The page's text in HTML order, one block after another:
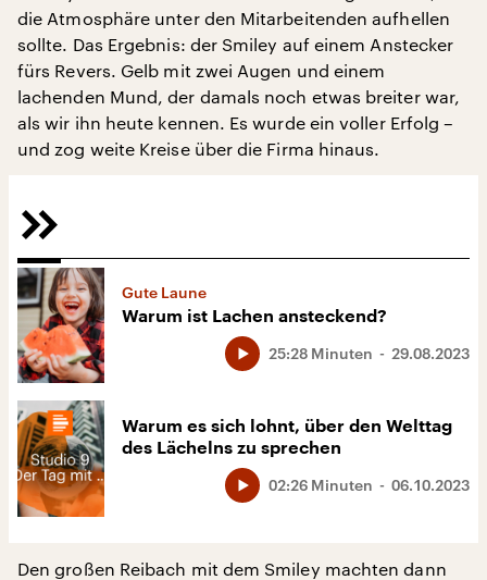
die Atmosphäre unter den Mitarbeitenden aufhellen
sollte. Das Ergebnis: der Smiley auf einem Anstecker
fürs Revers. Gelb mit zwei Augen und einem
lachenden Mund, der damals noch etwas breiter war,
als wir ihn heute kennen. Es wurde ein voller Erfolg –
und zog weite Kreise über die Firma hinaus.
Gute Laune
Warum ist Lachen ansteckend?
29.08.2023
25:28 Minuten
Warum es sich lohnt, über den Welttag
des Lächelns zu sprechen
06.10.2023
02:26 Minuten
Den großen Reibach mit dem Smiley machten dann